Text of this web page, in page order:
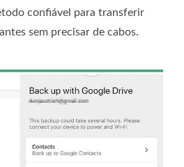
confiável para transferir
sem precisar de cabos.